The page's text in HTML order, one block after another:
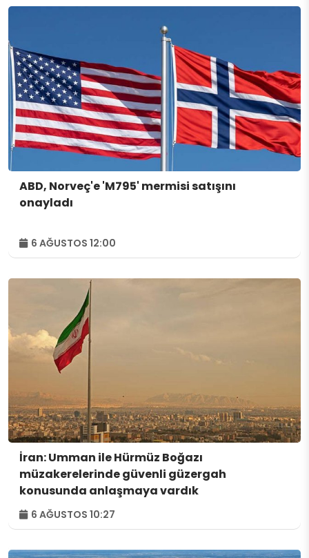
ABD, Norveç'e 'M795' mermisi satışını
onayladı
6 AĞUSTOS 12:00
İran: Umman ile Hürmüz Boğazı
müzakerelerinde güvenli güzergah
konusunda anlaşmaya vardık
6 AĞUSTOS 10:27